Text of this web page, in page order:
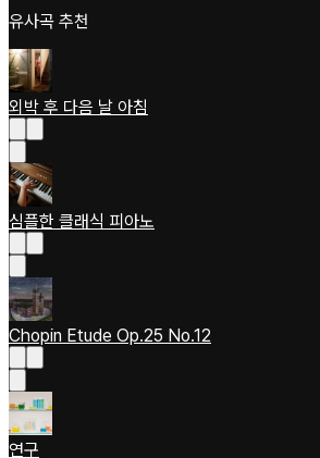
유사곡 추천
외박 후 다음 날 아침
심플한 클래식 피아노
Chopin Etude Op.25 No.12
연구